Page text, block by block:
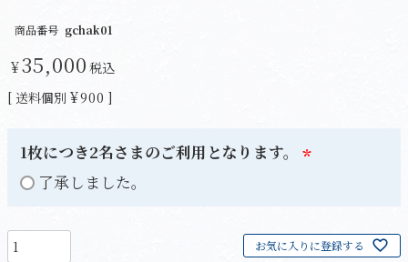
商品番号 gchak01
¥35,000 税込
送料個別 ¥900
1枚につき2名さまのご利用となります。
)
了承しました。
お気に入りに登録する